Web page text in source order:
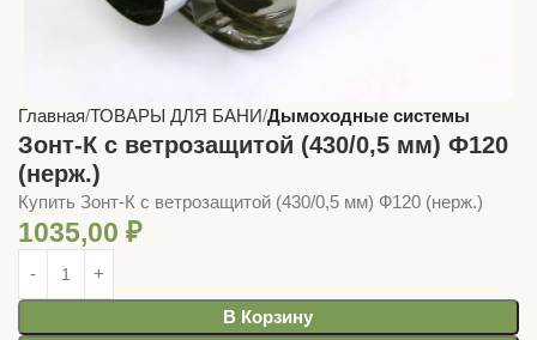
Главная ТОВАРЫ ДЛЯ БАНИ Дымоходные системы
Зонт-К с ветрозащитой (430/0,5 мм) Ф120
(нерж.)
Купить Зонт-К с ветрозащитой (430/0,5 мм) Ф120 (нерж.)
1035,00 ₽
В Корзину